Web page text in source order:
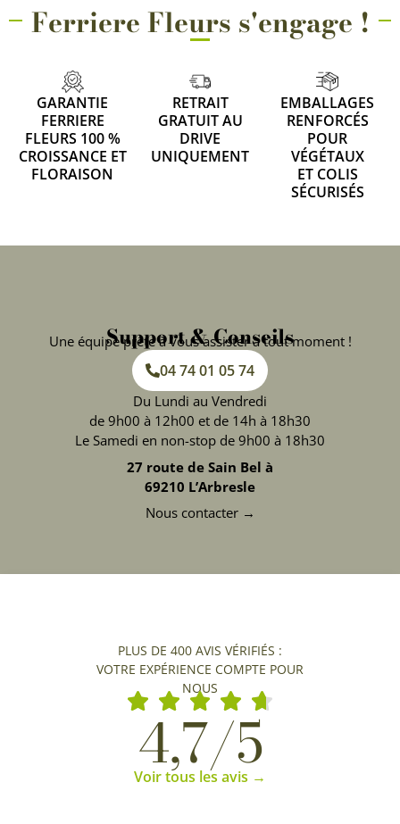
Ferriere Fleurs s'engage !
GARANTIE
FERRIERE
FLEURS 100 %
CROISSANCE ET
FLORAISON
RETRAIT
GRATUIT AU
DRIVE
UNIQUEMENT
EMBALLAGES
RENFORCÉS
POUR
VÉGÉTAUX
ET COLIS
SÉCURISÉS
Support & Conseils
Une équipe prête à vous assister à tout moment !
04 74 01 05 74
Du Lundi au Vendredi
de 9h00 à 12h00 et de 14h à 18h30
Le Samedi en non-stop de 9h00 à 18h30
27 route de Sain Bel à
69210 L’Arbresle
Nous contacter →
PLUS DE 400 AVIS VÉRIFIÉS :
VOTRE EXPÉRIENCE COMPTE POUR
NOUS
4,7/5
Voir tous les avis →